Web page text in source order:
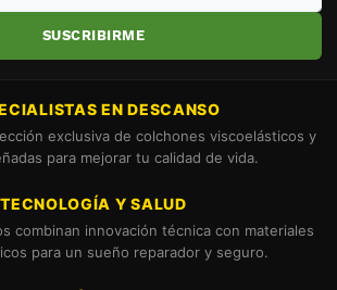
SUSCRIBIRME
EN DESCANSO
exclusiva de colchones viscoelásticos y
para mejorar tu calidad de vida.
TECNOLOGÍA Y SALUD
combinan innovación técnica con materiales
para un sueño reparador y seguro.